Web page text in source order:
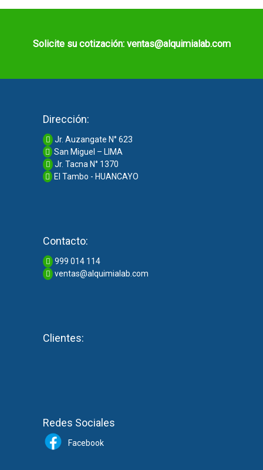
Solicite su cotización: ventas@alquimialab.com
Dirección:
Jr. Auzangate N° 623
San Miguel – LIMA
Jr. Tacna N° 1370
El Tambo - HUANCAYO
Contacto:
999 014 114
ventas@alquimialab.com
Clientes:
Redes Sociales
Facebook